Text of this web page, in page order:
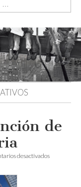
de
desactivadosen